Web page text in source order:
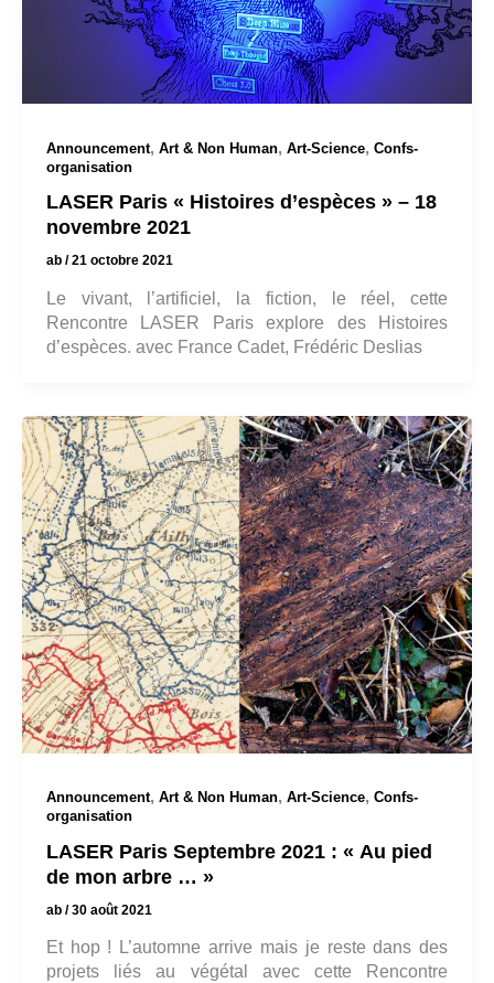
Announcement, Art & Non Human, Art-Science, Confs-
organisation
LASER Paris « Histoires d’espèces » – 18
novembre 2021
ab /21 octobre 2021
Le vivant, l’artificiel, la fiction, le réel, cette
Rencontre LASER Paris explore des Histoires
d’espèces. avec France Cadet, Frédéric Deslias
Announcement, Art & Non Human, Art-Science, Confs-
organisation
LASER Paris Septembre 2021 : « Au pied
de mon arbre … »
ab /30 août 2021
Et hop ! L’automne arrive mais je reste dans des
projets liés au végétal avec cette Rencontre